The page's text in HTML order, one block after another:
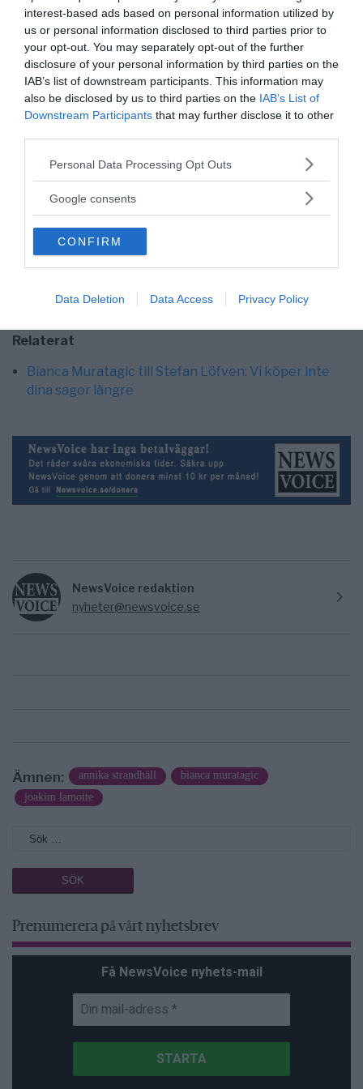
interest-based ads based on personal information utilized by
us or personal information disclosed to third parties prior to
your opt-out. You may separately opt-out of the further
disclosure of your personal information by third parties on the
IAB’s list of downstream participants. This information may
also be disclosed by us to third parties on the IAB’s List of
Downstream Participants that may further disclose it to other
Please note that this website/app uses one or more Google
not limited to your visit or usage behaviour. You may click to
use your data for below specified purposes in below Google
consent section.
Personal Data Processing Opt Outs
Google consents
CONFIRM
Data Deletion Data Access Privacy Policy
skottlossningar, bilbränder. Det är deras egendom som
förstörs. Inte din Annika Strandhäll.
När en gangsteradvokat läxar upp hela svenska
folket i skattefinansierad televisionatt visa respekt
och böja sig ner för de kriminella som håller järngrepp
om Sverige så är du tyst som en mus, men blixtsnabb
med att håna den som vågar konfrontera sådana som
är inget annat än produkt av er ruttna politik som
präglas av maktmissbruk och monstruös svek mot
skötsamma medborgare.
det svenska folket på ett korrekt och hederligt sätt,
Annika Strandhäll.
Text: Bianca Muratagic | Stöd Bianca genom att Swisha
Relaterat
Bianca Muratagic till Stefan Löfven: Vi köper inte
dina sagor längre
NewsVoice redaktion
nyheter@newsvoice.se
Ämnen: annika strandhäll
bianca muratagic
joakim lamotte
Prenumerera på vårt nyhetsbrev
Få NewsVoice nyhets-mail